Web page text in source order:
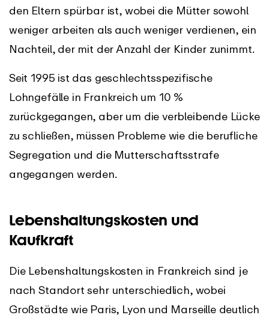
den Eltern spürbar ist, wobei die Mütter sowohl
weniger arbeiten als auch weniger verdienen, ein
Nachteil, der mit der Anzahl der Kinder zunimmt.
Seit 1995 ist das geschlechtsspezifische
Lohngefälle in Frankreich um 10 %
zurückgegangen, aber um die verbleibende Lücke
zu schließen, müssen Probleme wie die berufliche
Segregation und die Mutterschaftsstrafe
angegangen werden.
Lebenshaltungskosten und
Kaufkraft
Die Lebenshaltungskosten in Frankreich sind je
nach Standort sehr unterschiedlich, wobei
Großstädte wie Paris, Lyon und Marseille deutlich